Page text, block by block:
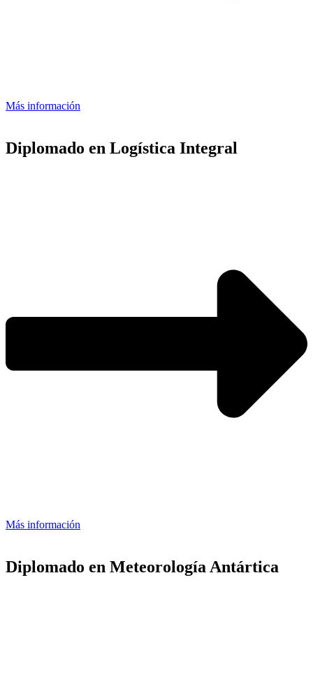
Más información
Diplomado en Logística Integral
Más información
Diplomado en Meteorología Antártica